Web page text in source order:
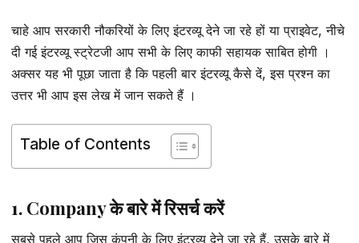
चाहे आप सरकारी नौकरियों के लिए इंटरव्यू देने जा रहे हों या प्राइवेट, नीचे
दी गई इंटरव्यू स्ट्रेटजी आप सभी के लिए काफी सहायक साबित होगी ।
अक्सर यह भी पूछा जाता है कि पहली बार इंटरव्यू कैसे दें, इस प्रश्न का
उत्तर भी आप इस लेख में जान सकते हैं ।
Table of Contents
1. Company के बारे में रिसर्च करें
सबसे पहले आप जिस कंपनी के लिए इंटरव्यू देने जा रहे हैं, उसके बारे में